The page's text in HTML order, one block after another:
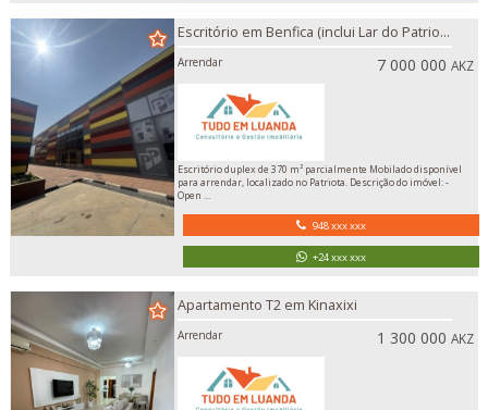
Escritório em Benfica (inclui Lar do Patrio...
Arrendar 7 000 000AKZ
Escritório duplex de 370 m² parcialmente Mobilado disponível
para arrendar, localizado no Patriota. Descrição do imóvel: -
Open ...
948 xxx xxx
+24 xxx xxx
Apartamento T2 em Kinaxixi
Arrendar 1 300 000AKZ